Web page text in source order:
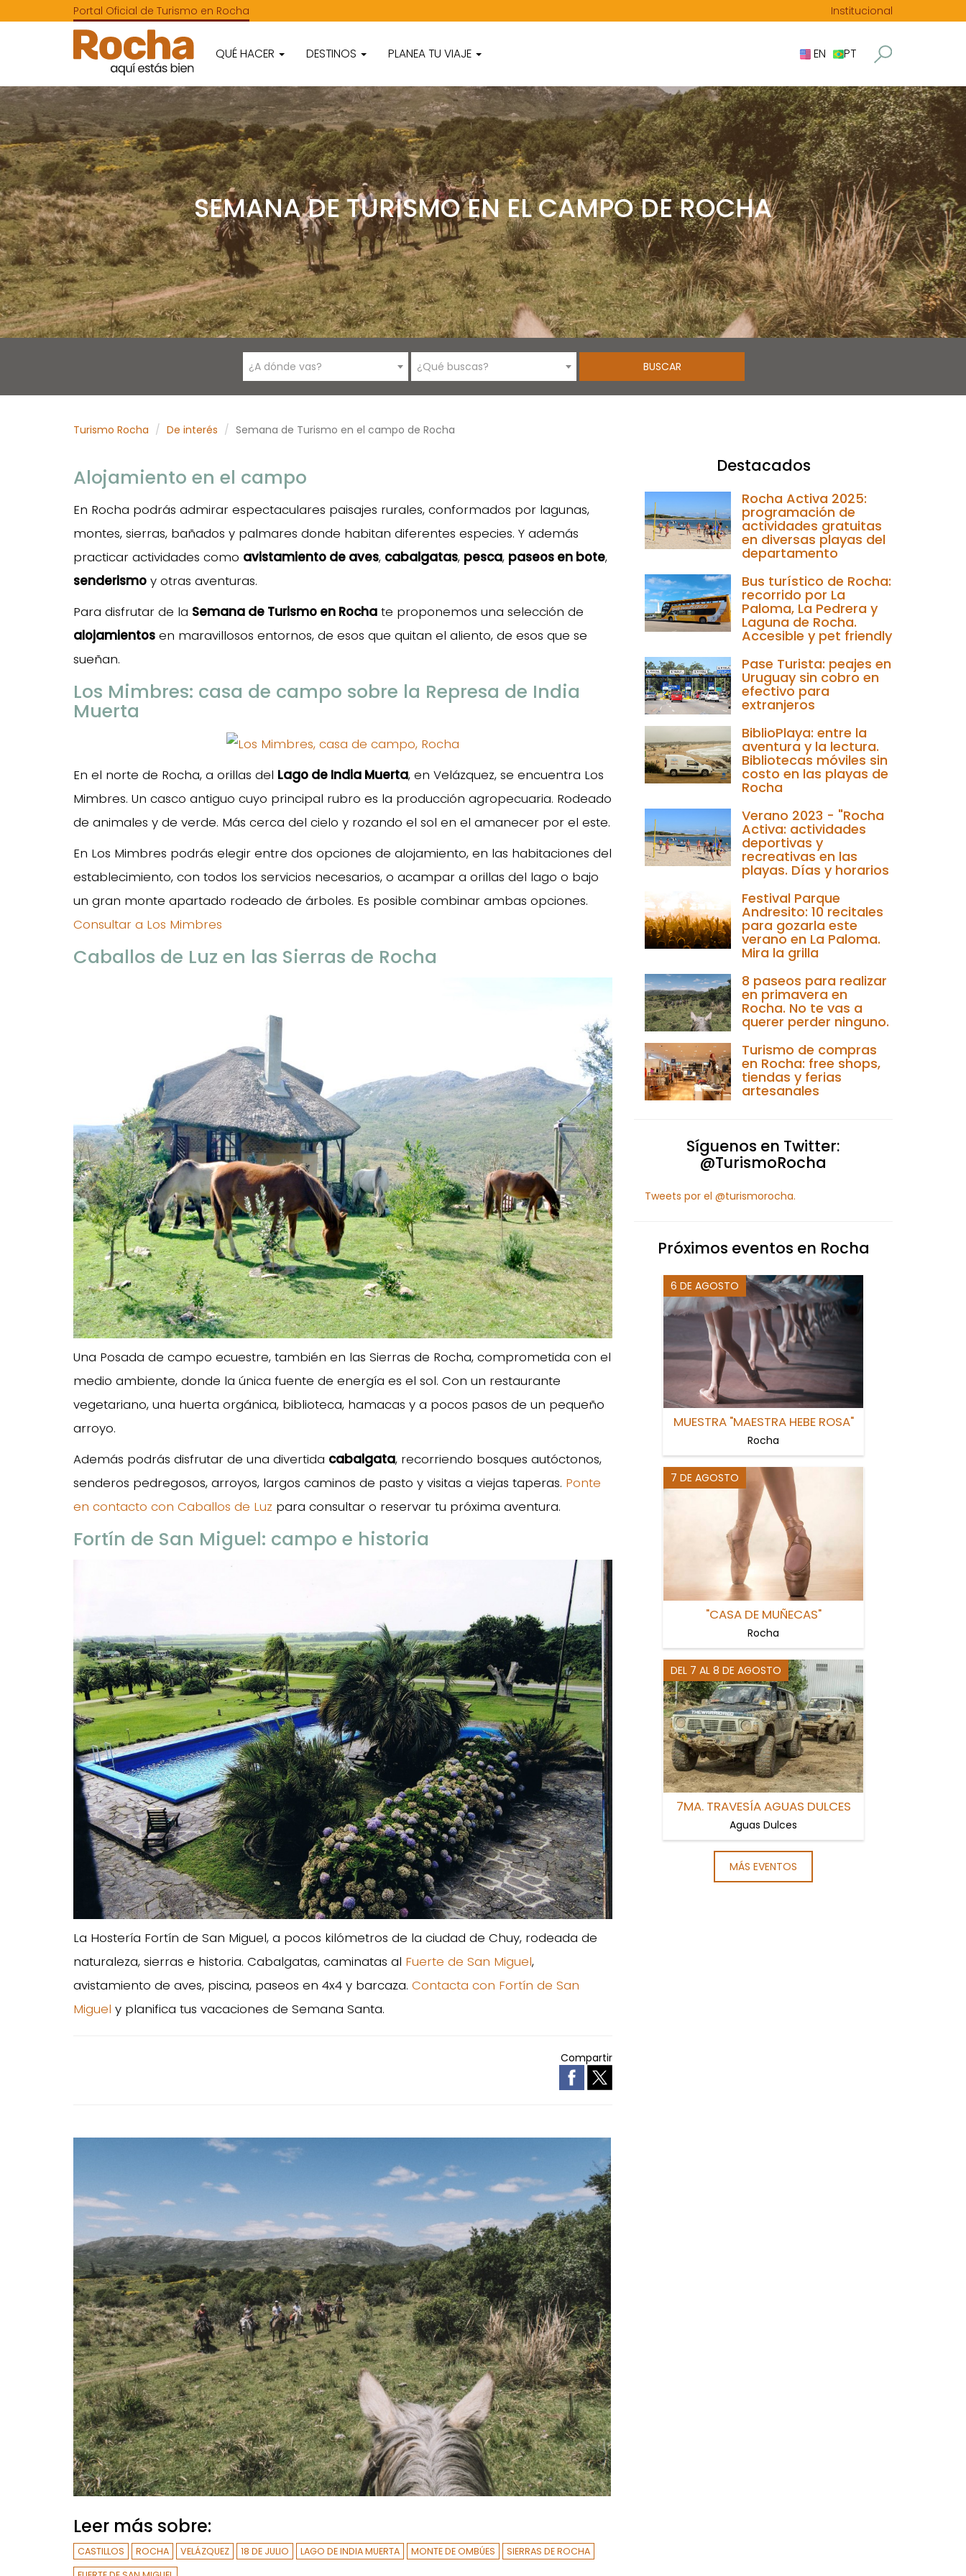
Portal Oficial de Turismo en Rocha Institucional
QUÉ HACER DESTINOS PLANEA TU VIAJE EN PT
SEMANA DE TURISMO EN EL CAMPO DE ROCHA
¿A dónde vas? ¿Qué buscas?
Turismo Rocha De interés Semana de Turismo en el campo de Rocha
Alojamiento en el campo
En Rocha podrás admirar espectaculares paisajes rurales, conformados por lagunas,
montes, sierras, bañados y palmares donde habitan diferentes especies. Y además
practicar actividades como avistamiento de aves, cabalgatas, pesca, paseos en bote,
senderismo y otras aventuras.
Para disfrutar de la Semana de Turismo en Rocha te proponemos una selección de
alojamientos en maravillosos entornos, de esos que quitan el aliento, de esos que se
sueñan.
Los Mimbres: casa de campo sobre la Represa de India
Muerta
En el norte de Rocha, a orillas del Lago de India Muerta, en Velázquez, se encuentra Los
Mimbres. Un casco antiguo cuyo principal rubro es la producción agropecuaria. Rodeado
de animales y de verde. Más cerca del cielo y rozando el sol en el amanecer por el este.
En Los Mimbres podrás elegir entre dos opciones de alojamiento, en las habitaciones del
establecimiento, con todos los servicios necesarios, o acampar a orillas del lago o bajo
un gran monte apartado rodeado de árboles. Es posible combinar ambas opciones.
Consultar a Los Mimbres
Caballos de Luz en las Sierras de Rocha
Una Posada de campo ecuestre, también en las Sierras de Rocha, comprometida con el
medio ambiente, donde la única fuente de energía es el sol. Con un restaurante
vegetariano, una huerta orgánica, biblioteca, hamacas y a pocos pasos de un pequeño
arroyo.
Además podrás disfrutar de una divertida cabalgata, recorriendo bosques autóctonos,
senderos pedregosos, arroyos, largos caminos de pasto y visitas a viejas taperas. Ponte
en contacto con Caballos de Luz para consultar o reservar tu próxima aventura.
Fortín de San Miguel: campo e historia
La Hostería Fortín de San Miguel, a pocos kilómetros de la ciudad de Chuy, rodeada de
naturaleza, sierras e historia. Cabalgatas, caminatas al Fuerte de San Miguel,
avistamiento de aves, piscina, paseos en 4x4 y barcaza. Contacta con Fortín de San
Miguel y planifica tus vacaciones de Semana Santa.
Compartir
Leer más sobre:
CASTILLOS ROCHA VELÁZQUEZ 18 DE JULIO LAGO DE INDIA MUERTA MONTE DE OMBÚES
SIERRAS DE ROCHA
Destacados
Rocha Activa 2025:
programación de
actividades gratuitas
en diversas playas del
departamento
Bus turístico de Rocha:
recorrido por La
Paloma, La Pedrera y
Laguna de Rocha.
Accesible y pet friendly
Pase Turista: peajes en
Uruguay sin cobro en
efectivo para
extranjeros
BiblioPlaya: entre la
aventura y la lectura.
Bibliotecas móviles sin
costo en las playas de
Rocha
Verano 2023 - "Rocha
Activa: actividades
deportivas y
recreativas en las
playas. Días y horarios
Festival Parque
Andresito: 10 recitales
para gozarla este
verano en La Paloma.
Mira la grilla
8 paseos para realizar
en primavera en
Rocha. No te vas a
querer perder ninguno.
Turismo de compras
en Rocha: free shops,
tiendas y ferias
artesanales
Síguenos en Twitter:
@TurismoRocha
Tweets por el @turismorocha.
Próximos eventos en Rocha
6 DE AGOSTO
MUESTRA "MAESTRA HEBE ROSA"
Rocha
7 DE AGOSTO
"CASA DE MUÑECAS"
Rocha
DEL 7 AL 8 DE AGOSTO
7MA. TRAVESÍA AGUAS DULCES
Aguas Dulces
MÁS EVENTOS